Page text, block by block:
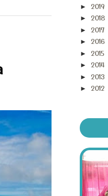
► 2019
► 2018
► 2017
► 2016
► 2015
► 2014
► 2013
► 2012